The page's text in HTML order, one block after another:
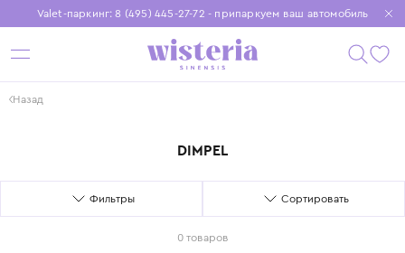
Valet-паркинг: 8 (495) 445-27-72 - припаркуем ваш автомобиль
Бесплатная доставка при заказе от 15 000 ₽
Установите приложение, чтобы покупки были еще удобнее
Назад
DIMPEL
Фильтры Сортировать
0 товаров